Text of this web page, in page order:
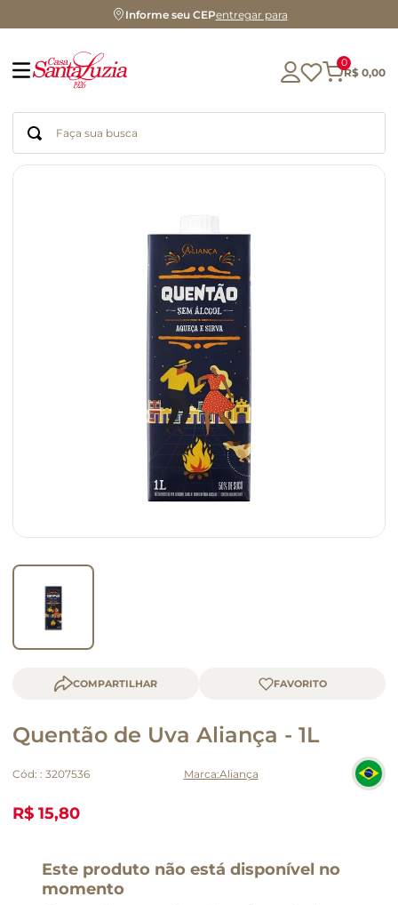
Informe seu CEPentregar para
0
R$ 0,00
Faça sua busca
COMPARTILHAR
Quentão de Uva Aliança - 1L
Cód: : 3207536 Aliança
R$ 15,80
Este produto não está disponível no
momento